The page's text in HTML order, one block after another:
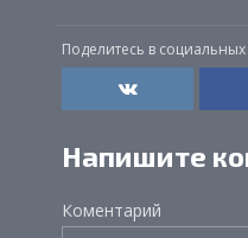
Поделитесь в социальных
Напишите
Коментарий